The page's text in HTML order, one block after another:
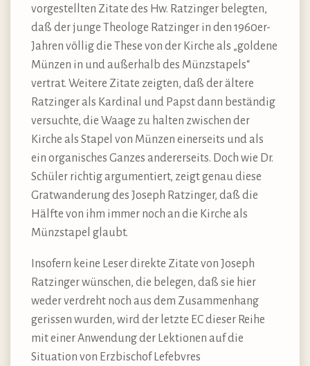
vorgestellten Zitate des Hw. Ratzinger belegten,
daß der junge Theologe Ratzinger in den 1960er-
Jahren völlig die These von der Kirche als „goldene
Münzen in und außerhalb des Münzstapels“
vertrat. Weitere Zitate zeigten, daß der ältere
Ratzinger als Kardinal und Papst dann beständig
versuchte, die Waage zu halten zwischen der
Kirche als Stapel von Münzen einerseits und als
ein organisches Ganzes andererseits. Doch wie Dr.
Schüler richtig argumentiert, zeigt genau diese
Gratwanderung des Joseph Ratzinger, daß die
Hälfte von ihm immer noch an die Kirche als
Münzstapel glaubt.
Insofern keine Leser direkte Zitate von Joseph
Ratzinger wünschen, die belegen, daß sie hier
weder verdreht noch aus dem Zusammenhang
gerissen wurden, wird der letzte EC dieser Reihe
mit einer Anwendung der Lektionen auf die
Situation von Erzbischof Lefebvres